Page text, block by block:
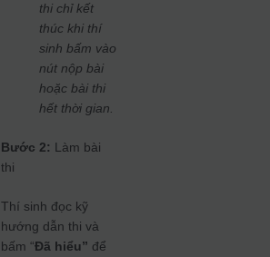
thi chỉ kết
thúc khi thí
sinh bấm vào
nút nộp bài
hoặc bài thi
hết thời gian.
Bước 2: Làm bài
thi
Thí sinh đọc kỹ
hướng dẫn thi và
bấm “Đã hiểu” để